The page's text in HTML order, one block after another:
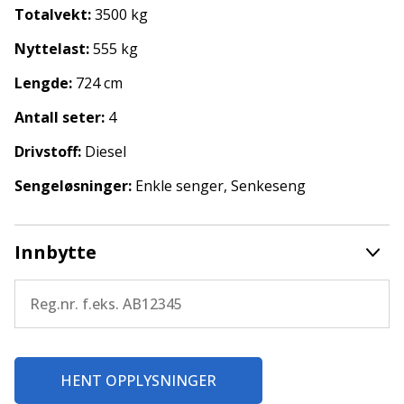
Frostfri spillvanntank
Frostfri vanntank
Gassalarm
Kjøleskap
Kjørecomputer
Klimaanlegg bildel
Lettmetallfelger
Myggdør
Ryggekamera
TV
TV-antenne
Vannbåren varme
Varmtvann
Nye sommer dekk
Garanti
Alle våre enheter leveres med minst ett års
Totalvekt:3500 kg
Nyttelast:555 kg
Lengde: 724 cm
Antall seter: 4
Drivstoff: Diesel
Sengeløsninger: Enkle senger, Senkeseng
Innbytte
HENT OPPLYSNINGER